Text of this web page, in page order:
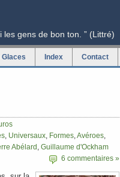
gens de bon ton. ” (Littré)
Glaces Index Contact
, Universaux, Formes,Avéroes,
Abélard , Guillaume d'Ockham
6 commentaires »